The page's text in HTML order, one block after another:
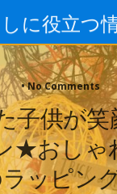
に役立つ
• No Comments
子供が笑
★おしゃ
ッピング